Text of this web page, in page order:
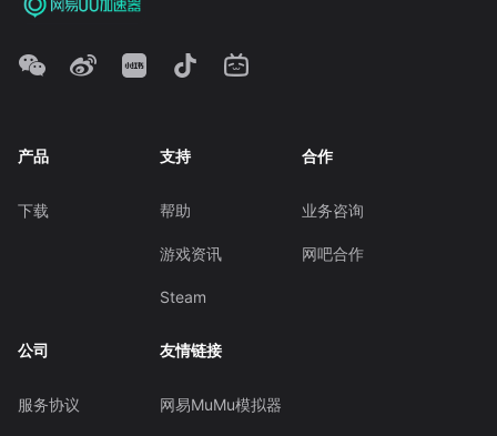
产品
下载
支持
帮助
游戏资讯
Steam
合作
业务咨询
网吧合作
公司
服务协议
友情链接
网易MuMu模拟器